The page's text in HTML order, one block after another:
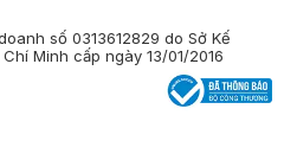
số 0313612829 do Sở Kế
Minh cấp ngày 13/01/2016